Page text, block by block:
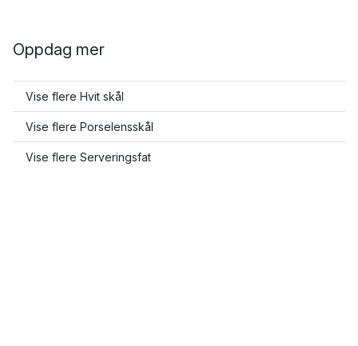
Oppdag mer
Vise flere Hvit skål
Vise flere Porselensskål
Vise flere Serveringsfat